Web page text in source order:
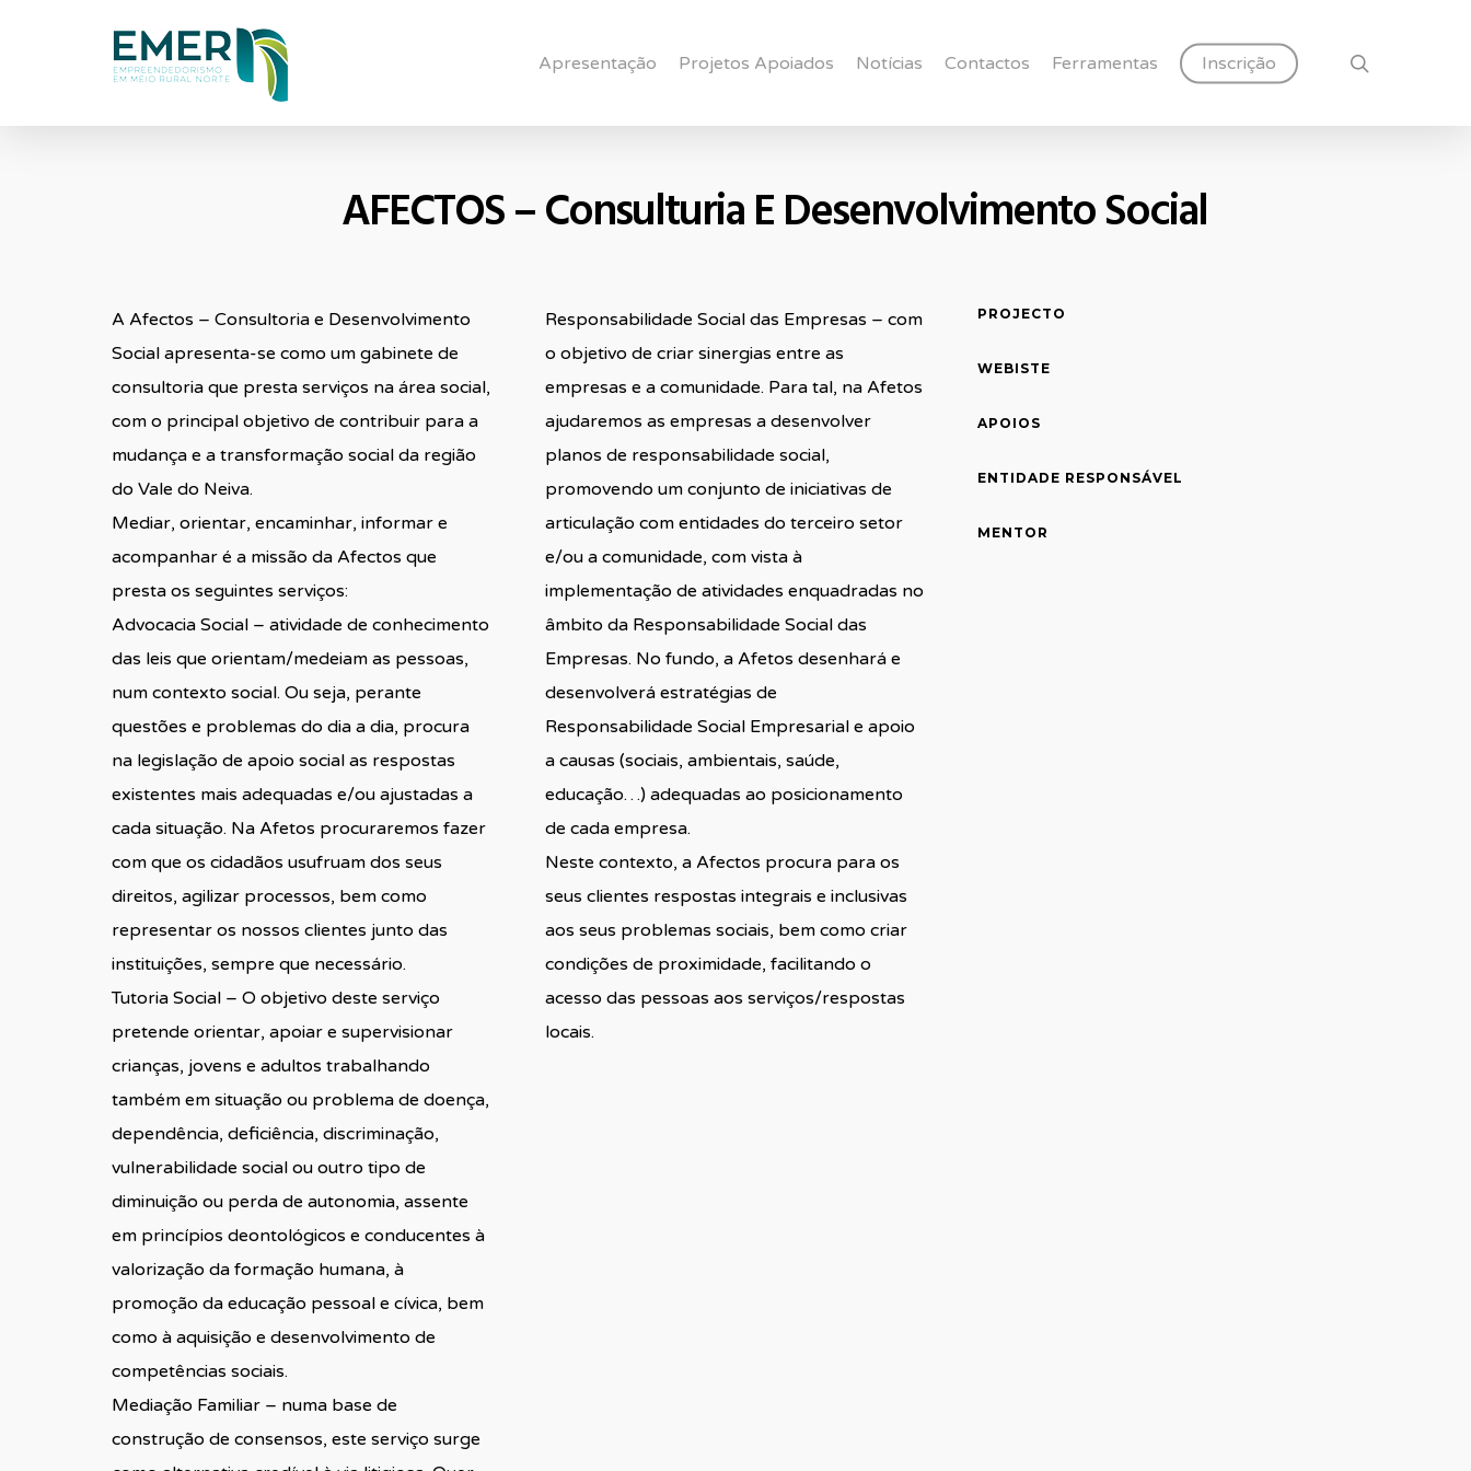
Apresentação Projetos Apoiados Notícias Contactos Ferramentas Inscrição
AFECTOS – Consulturia E Desenvolvimento Social
A Afectos – Consultoria e Desenvolvimento
Social apresenta-se como um gabinete de
consultoria que presta serviços na área social,
com o principal objetivo de contribuir para a
mudança e a transformação social da região
do Vale do Neiva.
Mediar, orientar, encaminhar, informar e
acompanhar é a missão da Afectos que
presta os seguintes serviços:
Advocacia Social – atividade de conhecimento
das leis que orientam/medeiam as pessoas,
num contexto social. Ou seja, perante
questões e problemas do dia a dia, procura
na legislação de apoio social as respostas
existentes mais adequadas e/ou ajustadas a
cada situação. Na Afetos procuraremos fazer
com que os cidadãos usufruam dos seus
direitos, agilizar processos, bem como
representar os nossos clientes junto das
instituições, sempre que necessário.
Tutoria Social – O objetivo deste serviço
pretende orientar, apoiar e supervisionar
crianças, jovens e adultos trabalhando
também em situação ou problema de doença,
dependência, deficiência, discriminação,
vulnerabilidade social ou outro tipo de
diminuição ou perda de autonomia, assente
em princípios deontológicos e conducentes à
valorização da formação humana, à
promoção da educação pessoal e cívica, bem
como à aquisição e desenvolvimento de
competências sociais.
Mediação Familiar – numa base de
construção de consensos, este serviço surge
Responsabilidade Social das Empresas – com
o objetivo de criar sinergias entre as
empresas e a comunidade. Para tal, na Afetos
ajudaremos as empresas a desenvolver
planos de responsabilidade social,
promovendo um conjunto de iniciativas de
articulação com entidades do terceiro setor
e/ou a comunidade, com vista à
implementação de atividades enquadradas no
âmbito da Responsabilidade Social das
Empresas. No fundo, a Afetos desenhará e
desenvolverá estratégias de
Responsabilidade Social Empresarial e apoio
a causas (sociais, ambientais, saúde,
educação…) adequadas ao posicionamento
de cada empresa.
Neste contexto, a Afectos procura para os
seus clientes respostas integrais e inclusivas
aos seus problemas sociais, bem como criar
condições de proximidade, facilitando o
acesso das pessoas aos serviços/respostas
locais.
PROJECTO
WEBISTE
APOIOS
ENTIDADE RESPONSÁVEL
MENTOR